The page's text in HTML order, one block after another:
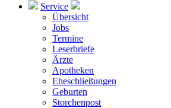
Service
Übersicht
Jobs
Termine
Leserbriefe
Ärzte
Apotheken
Eheschließungen
Geburten
Storchenpost